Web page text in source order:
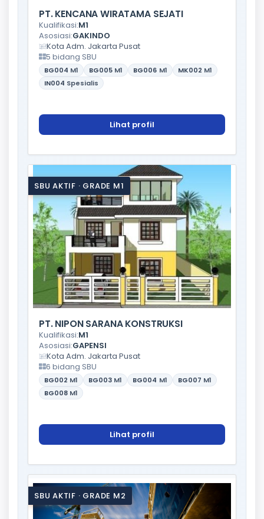
PT. KENCANA WIRATAMA SEJATI
Kualifikasi:M1
Asosiasi:GAKINDO
Kota Adm. Jakarta Pusat
5 bidang SBU
BG004 M1 BG005 M1 BG006 M1 MK002 M1
IN004 Spesialis
Lihat profil
SBU AKTIF · GRADE M1
PT. NIPON SARANA KONSTRUKSI
Kualifikasi:M1
Asosiasi:GAPENSI
Kota Adm. Jakarta Pusat
6 bidang SBU
BG002 M1 BG003 M1 BG004 M1 BG007 M1
BG008 M1
Lihat profil
SBU AKTIF · GRADE M2